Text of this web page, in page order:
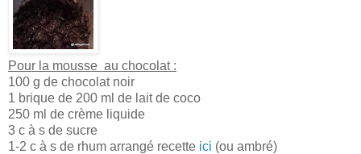
Pour la mousse au chocolat :
100 g de chocolat noir
1 brique de 200 ml de lait de coco
250 ml de crème liquide
3 c à s de sucre
1-2 c à s de rhum arrangé recette ici (ou ambré)